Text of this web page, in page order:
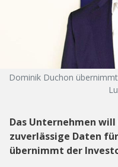
Dominik Duchon
Das Unternehmen
zuverlässige Daten
übernimmt der